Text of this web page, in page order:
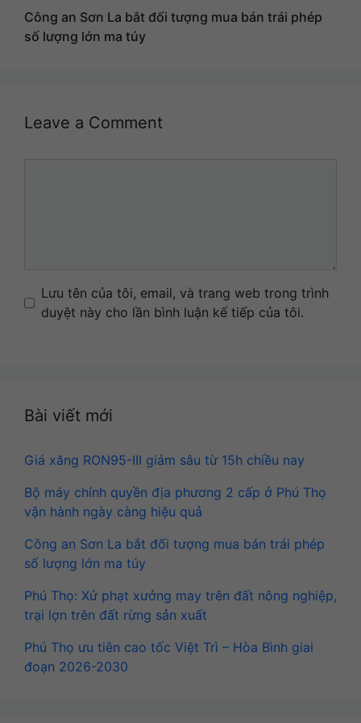
Công an Sơn La bắt đối tượng mua bán trái phép
số lượng lớn ma túy
Leave a Comment
Name
Email
Website
Lưu tên của tôi, email, và trang web trong trình
duyệt này cho lần bình luận kế tiếp của tôi.
Bài viết mới
Giá xăng RON95-III giảm sâu từ 15h chiều nay
Bộ máy chính quyền địa phương 2 cấp ở Phú Thọ
vận hành ngày càng hiệu quả
Công an Sơn La bắt đối tượng mua bán trái phép
số lượng lớn ma túy
Phú Thọ: Xử phạt xưởng may trên đất nông nghiệp,
trại lợn trên đất rừng sản xuất
Phú Thọ ưu tiên cao tốc Việt Trì – Hòa Bình giai
đoạn 2026-2030